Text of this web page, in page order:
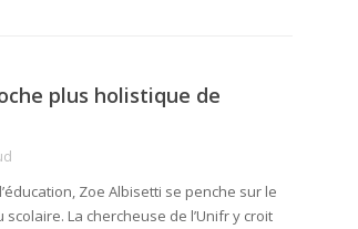
plus holistique de
Zoe Albisetti se penche sur le
La chercheuse de l’Unifr y croit